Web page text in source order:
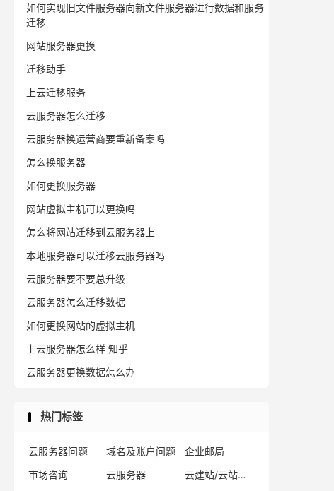
如何实现旧文件服务器向新文件服务器进行数据和服务
迁移
网站服务器更换
迁移助手
上云迁移服务
云服务器怎么迁移
云服务器换运营商要重新备案吗
怎么换服务器
如何更换服务器
网站虚拟主机可以更换吗
怎么将网站迁移到云服务器上
本地服务器可以迁移云服务器吗
云服务器要不要总升级
云服务器怎么迁移数据
如何更换网站的虚拟主机
上云服务器怎么样 知乎
云服务器更换数据怎么办
热门标签
云服务器问题 域名及账户问题
企业邮局
市场咨询
云服务器
云建站/云站群/小程序